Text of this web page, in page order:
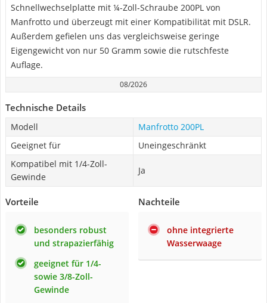
Schnellwechselplatte mit ¼-Zoll-Schraube 200PL von
Manfrotto und überzeugt mit einer Kompatibilität mit DSLR.
Außerdem gefielen uns das vergleichsweise geringe
Eigengewicht von nur 50 Gramm sowie die rutschfeste
Auflage.
08/2026
Technische Details
Modell
Manfrotto 200PL
Geeignet für
Uneingeschränkt
Kompatibel mit 1/4-Zoll-
Gewinde
Ja
Vorteile
besonders robust
und strapazierfähig
geeignet für 1/4-
sowie 3/8-Zoll-
Gewinde
Nachteile
ohne integrierte
Wasserwaage